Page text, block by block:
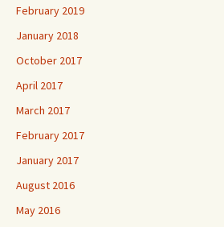
February 2019
January 2018
October 2017
April 2017
March 2017
February 2017
January 2017
August 2016
May 2016